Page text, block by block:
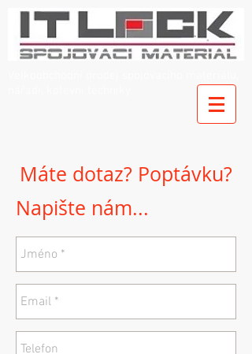
Máte dotaz? Poptávku?
Napište nám...